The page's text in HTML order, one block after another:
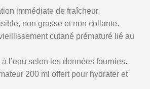
immédiate de fraîcheur.
non grasse et non collante.
cutané prématuré lié au
l’eau selon les données fournies.
200 ml offert pour hydrater et